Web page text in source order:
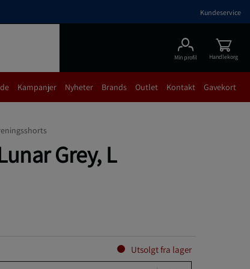
Kundeservice
Min profil Handlekorg
Kampanjer Nyheter Brands Outlet Kontakt Gavekort
Grey, L
Utsolgt fra lager